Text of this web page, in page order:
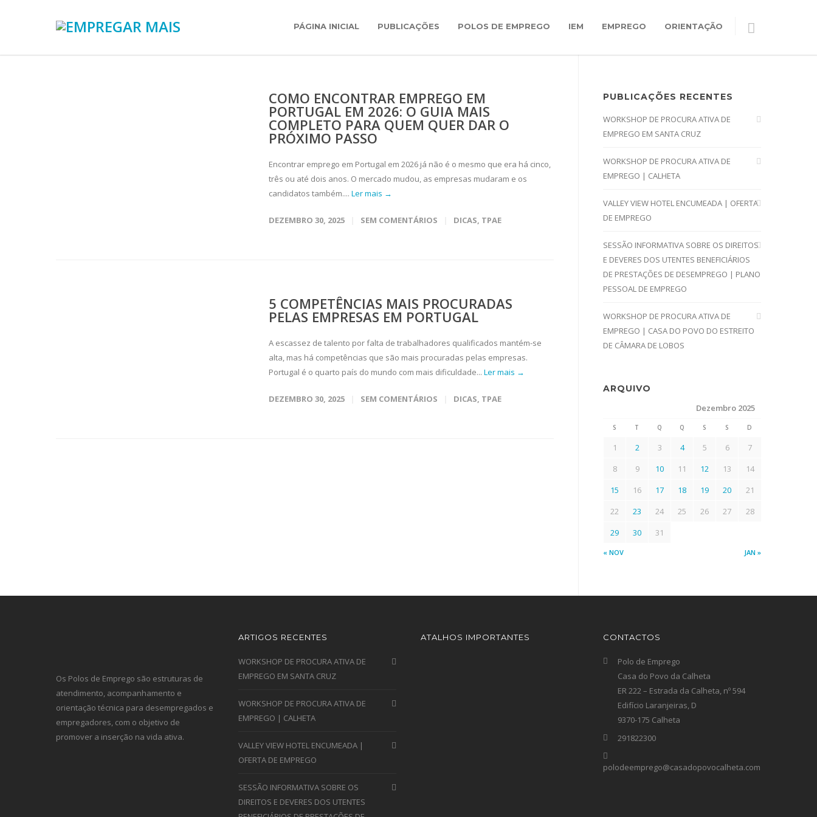
PÁGINA INICIAL PUBLICAÇÕES POLOS DE EMPREGO IEM EMPREGO ORIENTAÇÃO
COMO ENCONTRAR EMPREGO EM
PORTUGAL EM 2026: O GUIA MAIS
COMPLETO PARA QUEM QUER DAR O
PRÓXIMO PASSO
Encontrar emprego em Portugal em 2026 já não é o mesmo que era há cinco,
três ou até dois anos. O mercado mudou, as empresas mudaram e os
candidatos também.... Ler mais →
DEZEMBRO 30, 2025 SEM COMENTÁRIOS DICAS, TPAE
5 COMPETÊNCIAS MAIS PROCURADAS
PELAS EMPRESAS EM PORTUGAL
A escassez de talento por falta de trabalhadores qualificados mantém-se
alta, mas há competências que são mais procuradas pelas empresas.
Portugal é o quarto país do mundo com mais dificuldade... Ler mais →
DEZEMBRO 30, 2025 SEM COMENTÁRIOS DICAS, TPAE
PUBLICAÇÕES RECENTES
WORKSHOP DE PROCURA ATIVA DE
EMPREGO EM SANTA CRUZ
WORKSHOP DE PROCURA ATIVA DE
EMPREGO | CALHETA
VALLEY VIEW HOTEL ENCUMEADA | OFERTA
DE EMPREGO
SESSÃO INFORMATIVA SOBRE OS DIREITOS
E DEVERES DOS UTENTES BENEFICIÁRIOS
DE PRESTAÇÕES DE DESEMPREGO | PLANO
PESSOAL DE EMPREGO
WORKSHOP DE PROCURA ATIVA DE
EMPREGO | CASA DO POVO DO ESTREITO
DE CÂMARA DE LOBOS
ARQUIVO
Dezembro 2025
S T Q Q S S D
« NOV JAN »
1 2 3 4 5 6
7
8
9 10 11 12 13
14
15
16 17 18 19 20
21
22
23 24 25 26 27
28
29
30 31
Os Polos de Emprego são estruturas de
atendimento, acompanhamento e
orientação técnica para desempregados e
empregadores, com o objetivo de
promover a inserção na vida ativa.
ARTIGOS RECENTES
WORKSHOP DE PROCURA ATIVA DE
EMPREGO EM SANTA CRUZ
WORKSHOP DE PROCURA ATIVA DE
EMPREGO | CALHETA
VALLEY VIEW HOTEL ENCUMEADA |
OFERTA DE EMPREGO
SESSÃO INFORMATIVA SOBRE OS
DIREITOS E DEVERES DOS UTENTES
ATALHOS IMPORTANTES CONTACTOS
Polo de Emprego
Casa do Povo da Calheta
ER 222 – Estrada da Calheta, nº 594
Edifício Laranjeiras, D
9370-175 Calheta
291822300
polodeemprego@casadopovocalheta.com